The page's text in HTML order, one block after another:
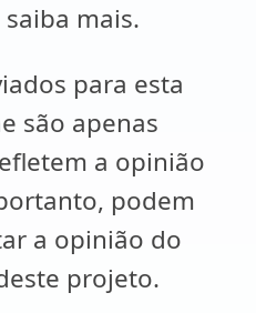
mais.
para esta
são apenas
a opinião
podem
a opinião do
projeto.